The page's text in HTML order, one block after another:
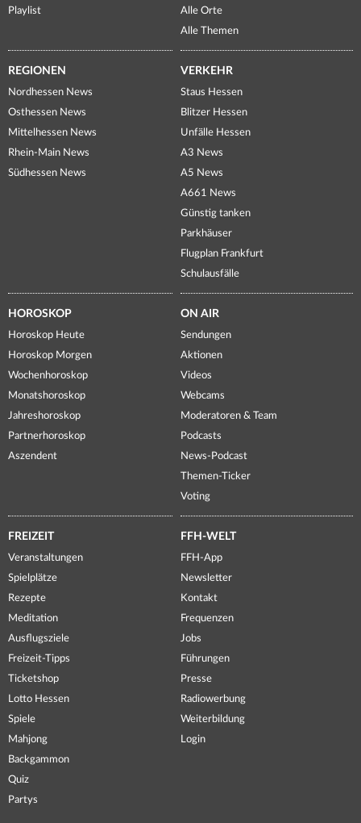
Playlist
Alle Orte
Alle Themen
REGIONEN
Nordhessen News
Osthessen News
Mittelhessen News
Rhein-Main News
Südhessen News
VERKEHR
Staus Hessen
Blitzer Hessen
Unfälle Hessen
A3 News
A5 News
A661 News
Günstig tanken
Parkhäuser
Flugplan Frankfurt
Schulausfälle
HOROSKOP
Horoskop Heute
Horoskop Morgen
Wochenhoroskop
Monatshoroskop
Jahreshoroskop
Partnerhoroskop
Aszendent
ON AIR
Sendungen
Aktionen
Videos
Webcams
Moderatoren & Team
Podcasts
News-Podcast
Themen-Ticker
Voting
FREIZEIT
Veranstaltungen
Spielplätze
Rezepte
Meditation
Ausflugsziele
Freizeit-Tipps
Ticketshop
Lotto Hessen
Spiele
Mahjong
Backgammon
Quiz
Partys
FFH-WELT
FFH-App
Newsletter
Kontakt
Frequenzen
Jobs
Führungen
Presse
Radiowerbung
Weiterbildung
Login